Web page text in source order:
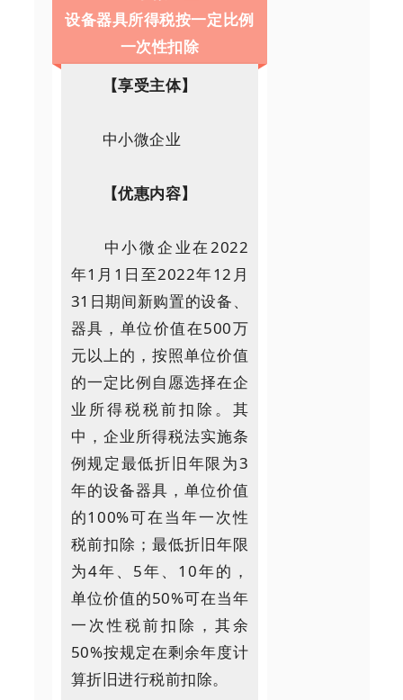
设备器具所得税按一定比例
一次性扣除
【享受主体】
中小微企业
【优惠内容】
中小微企业在2022
年1月1日至2022年12月
31日期间新购置的设备、
器具，单位价值在500万
元以上的，按照单位价值
的一定比例自愿选择在企
业所得税税前扣除。其
中，企业所得税法实施条
例规定最低折旧年限为3
年的设备器具，单位价值
的100%可在当年一次性
税前扣除；最低折旧年限
为4年、5年、10年的，
单位价值的50%可在当年
一次性税前扣除，其余
50%按规定在剩余年度计
算折旧进行税前扣除。